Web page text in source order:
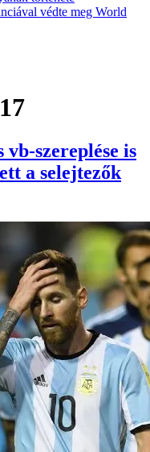
védte meg World
szereplése is
a selejtezők